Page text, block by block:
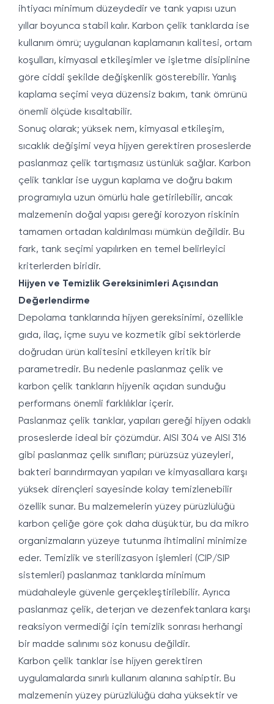
ihtiyacı minimum düzeydedir ve tank yapısı uzun
yıllar boyunca stabil kalır. Karbon çelik tanklarda ise
kullanım ömrü; uygulanan kaplamanın kalitesi, ortam
koşulları, kimyasal etkileşimler ve işletme disiplinine
göre ciddi şekilde değişkenlik gösterebilir. Yanlış
kaplama seçimi veya düzensiz bakım, tank ömrünü
önemli ölçüde kısaltabilir.
Sonuç olarak; yüksek nem, kimyasal etkileşim,
sıcaklık değişimi veya hijyen gerektiren proseslerde
paslanmaz çelik tartışmasız üstünlük sağlar. Karbon
çelik tanklar ise uygun kaplama ve doğru bakım
programıyla uzun ömürlü hale getirilebilir, ancak
malzemenin doğal yapısı gereği korozyon riskinin
tamamen ortadan kaldırılması mümkün değildir. Bu
fark, tank seçimi yapılırken en temel belirleyici
kriterlerden biridir.
Hijyen ve Temizlik Gereksinimleri Açısından
Değerlendirme
Depolama tanklarında hijyen gereksinimi, özellikle
gıda, ilaç, içme suyu ve kozmetik gibi sektörlerde
doğrudan ürün kalitesini etkileyen kritik bir
parametredir. Bu nedenle paslanmaz çelik ve
karbon çelik tankların hijyenik açıdan sunduğu
performans önemli farklılıklar içerir.
Paslanmaz çelik tanklar, yapıları gereği hijyen odaklı
proseslerde ideal bir çözümdür. AISI 304 ve AISI 316
gibi paslanmaz çelik sınıfları; pürüzsüz yüzeyleri,
bakteri barındırmayan yapıları ve kimyasallara karşı
yüksek dirençleri sayesinde kolay temizlenebilir
özellik sunar. Bu malzemelerin yüzey pürüzlülüğü
karbon çeliğe göre çok daha düşüktür, bu da mikro
organizmaların yüzeye tutunma ihtimalini minimize
eder. Temizlik ve sterilizasyon işlemleri (CIP/SIP
sistemleri) paslanmaz tanklarda minimum
müdahaleyle güvenle gerçekleştirilebilir. Ayrıca
paslanmaz çelik, deterjan ve dezenfektanlara karşı
reaksiyon vermediği için temizlik sonrası herhangi
bir madde salınımı söz konusu değildir.
Karbon çelik tanklar ise hijyen gerektiren
uygulamalarda sınırlı kullanım alanına sahiptir. Bu
malzemenin yüzey pürüzlülüğü daha yüksektir ve